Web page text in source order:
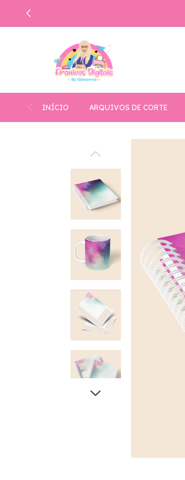
E-MAIL PARA BAIXAR AUTOMATICAMENTE
INÍCIO ARQUIVOS DE CORTE